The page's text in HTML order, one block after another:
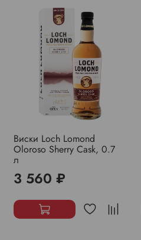
Виски Loch Lomond
Oloroso Sherry Cask, 0.7
л
3 560 ₽